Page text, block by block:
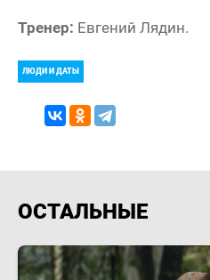
Тренер: Евгений Лядин.
ЛЮДИ И ДАТЫ
ОСТАЛЬНЫЕ